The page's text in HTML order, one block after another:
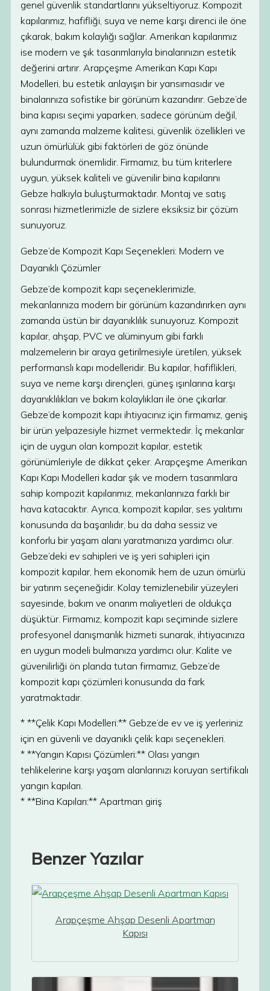
genel güvenlik standartlarını yükseltiyoruz. Kompozit
kapılarımız, hafifliği, suya ve neme karşı direnci ile öne
çıkarak, bakım kolaylığı sağlar. Amerikan kapılarımız
ise modern ve şık tasarımlarıyla binalarınızın estetik
değerini artırır. Arapçeşme Amerikan Kapı Kapı
Modelleri, bu estetik anlayışın bir yansımasıdır ve
binalarınıza sofistike bir görünüm kazandırır. Gebze’de
bina kapısı seçimi yaparken, sadece görünüm değil,
aynı zamanda malzeme kalitesi, güvenlik özellikleri ve
uzun ömürlülük gibi faktörleri de göz önünde
bulundurmak önemlidir. Firmamız, bu tüm kriterlere
uygun, yüksek kaliteli ve güvenilir bina kapılarını
Gebze halkıyla buluşturmaktadır. Montaj ve satış
sonrası hizmetlerimizle de sizlere eksiksiz bir çözüm
sunuyoruz.
Gebze’de Kompozit Kapı Seçenekleri: Modern ve
Dayanıklı Çözümler
Gebze’de kompozit kapı seçeneklerimizle,
mekanlarınıza modern bir görünüm kazandırırken aynı
zamanda üstün bir dayanıklılık sunuyoruz. Kompozit
kapılar, ahşap, PVC ve alüminyum gibi farklı
malzemelerin bir araya getirilmesiyle üretilen, yüksek
performanslı kapı modelleridir. Bu kapılar, hafiflikleri,
suya ve neme karşı dirençleri, güneş ışınlarına karşı
dayanıklılıkları ve bakım kolaylıkları ile öne çıkarlar.
Gebze’de kompozit kapı ihtiyacınız için firmamız, geniş
bir ürün yelpazesiyle hizmet vermektedir. İç mekanlar
için de uygun olan kompozit kapılar, estetik
görünümleriyle de dikkat çeker. Arapçeşme Amerikan
Kapı Kapı Modelleri kadar şık ve modern tasarımlara
sahip kompozit kapılarımız, mekanlarınıza farklı bir
hava katacaktır. Ayrıca, kompozit kapılar, ses yalıtımı
konusunda da başarılıdır, bu da daha sessiz ve
konforlu bir yaşam alanı yaratmanıza yardımcı olur.
Gebze’deki ev sahipleri ve iş yeri sahipleri için
kompozit kapılar, hem ekonomik hem de uzun ömürlü
bir yatırım seçeneğidir. Kolay temizlenebilir yüzeyleri
sayesinde, bakım ve onarım maliyetleri de oldukça
düşüktür. Firmamız, kompozit kapı seçiminde sizlere
profesyonel danışmanlık hizmeti sunarak, ihtiyacınıza
en uygun modeli bulmanıza yardımcı olur. Kalite ve
güvenilirliği ön planda tutan firmamız, Gebze’de
kompozit kapı çözümleri konusunda da fark
yaratmaktadır.
* **Çelik Kapı Modelleri:** Gebze’de ev ve iş yerleriniz
için en güvenli ve dayanıklı çelik kapı seçenekleri.
* **Yangın Kapısı Çözümleri:** Olası yangın
tehlikelerine karşı yaşam alanlarınızı koruyan sertifikalı
yangın kapıları.
* **Bina Kapıları:** Apartman giriş
Benzer Yazılar
Arapçeşme Ahşap Desenli Apartman
Kapısı